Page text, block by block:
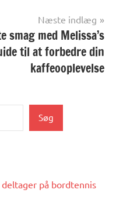
Næste indlæg
smag med Melissa’s
til at forbedre din
kaffeooplevelse
Søg
på bordtennis